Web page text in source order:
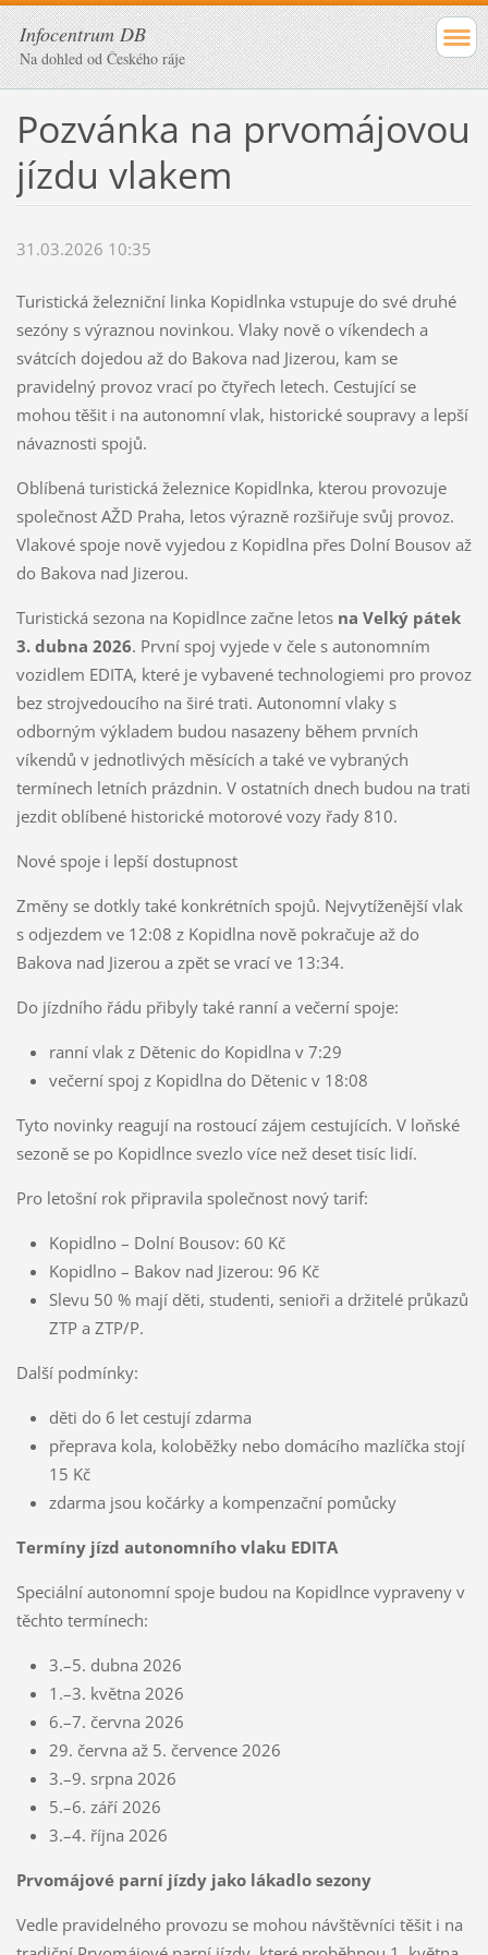
Infocentrum DB
Na dohled od Českého ráje
Pozvánka na prvomájovou
jízdu vlakem
31.03.2026 10:35
Turistická železniční linka Kopidlnka vstupuje do své druhé
sezóny s výraznou novinkou. Vlaky nově o víkendech a
svátcích dojedou až do Bakova nad Jizerou, kam se
pravidelný provoz vrací po čtyřech letech. Cestující se
mohou těšit i na autonomní vlak, historické soupravy a lepší
návaznosti spojů.
Oblíbená turistická železnice Kopidlnka, kterou provozuje
společnost AŽD Praha, letos výrazně rozšiřuje svůj provoz.
Vlakové spoje nově vyjedou z Kopidlna přes Dolní Bousov až
do Bakova nad Jizerou.
Turistická sezona na Kopidlnce začne letos na Velký pátek
3. dubna 2026. První spoj vyjede v čele s autonomním
vozidlem EDITA, které je vybavené technologiemi pro provoz
bez strojvedoucího na širé trati. Autonomní vlaky s
odborným výkladem budou nasazeny během prvních
víkendů v jednotlivých měsících a také ve vybraných
termínech letních prázdnin. V ostatních dnech budou na trati
jezdit oblíbené historické motorové vozy řady 810.
Nové spoje i lepší dostupnost
Změny se dotkly také konkrétních spojů. Nejvytíženější vlak
s odjezdem ve 12:08 z Kopidlna nově pokračuje až do
Bakova nad Jizerou a zpět se vrací ve 13:34.
Do jízdního řádu přibyly také ranní a večerní spoje:
ranní vlak z Dětenic do Kopidlna v 7:29
večerní spoj z Kopidlna do Dětenic v 18:08
Tyto novinky reagují na rostoucí zájem cestujících. V loňské
sezoně se po Kopidlnce svezlo více než deset tisíc lidí.
Pro letošní rok připravila společnost nový tarif:
Kopidlno – Dolní Bousov: 60 Kč
Kopidlno – Bakov nad Jizerou: 96 Kč
Slevu 50 % mají děti, studenti, senioři a držitelé průkazů
ZTP a ZTP/P.
Další podmínky:
děti do 6 let cestují zdarma
přeprava kola, koloběžky nebo domácího mazlíčka stojí
15 Kč
zdarma jsou kočárky a kompenzační pomůcky
Termíny jízd autonomního vlaku EDITA
Speciální autonomní spoje budou na Kopidlnce vypraveny v
těchto termínech:
3.–5. dubna 2026
1.–3. května 2026
6.–7. června 2026
29. června až 5. července 2026
3.–9. srpna 2026
5.–6. září 2026
3.–4. října 2026
Prvomájové parní jízdy jako lákadlo sezony
Vedle pravidelného provozu se mohou návštěvníci těšit i na